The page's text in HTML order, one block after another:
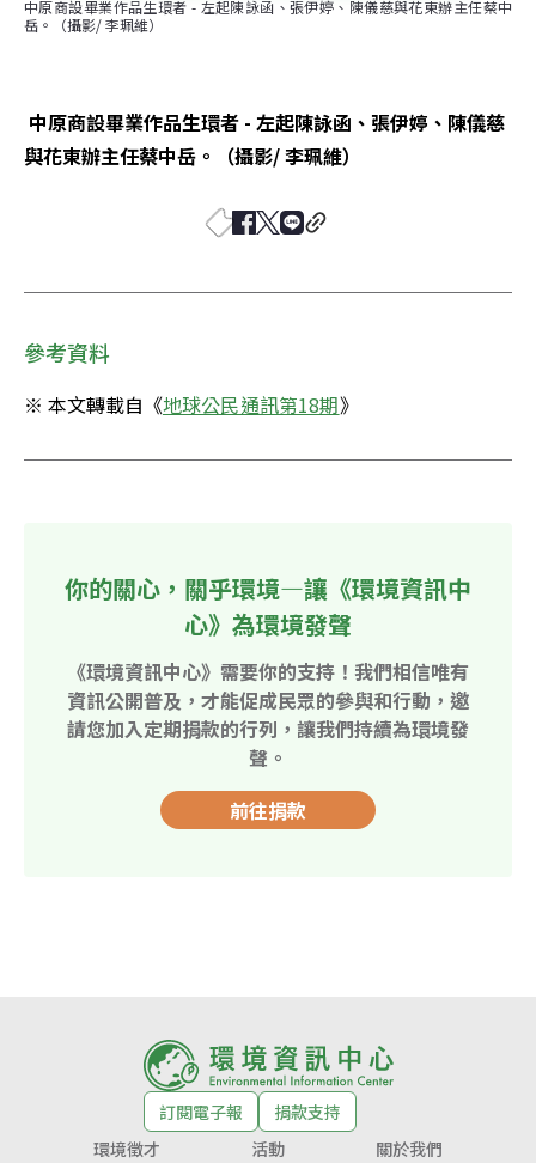
中原商設畢業作品生環者 - 左起陳詠函、張伊婷、陳儀慈與花東辦主任蔡中
岳。（攝影/ 李珮維）
中原商設畢業作品生環者 - 左起陳詠函、張伊婷、陳儀慈
與花東辦主任蔡中岳。（攝影/ 李珮維）
參考資料
※ 本文轉載自《地球公民通訊第18期》
你的關心，關乎環境—讓《環境資訊中
心》為環境發聲
《環境資訊中心》需要你的支持！我們相信唯有
資訊公開普及，才能促成民眾的參與和行動，邀
請您加入定期捐款的行列，讓我們持續為環境發
聲。
前往捐款
訂閱電子報
捐款支持
環境徵才
活動 關於我們